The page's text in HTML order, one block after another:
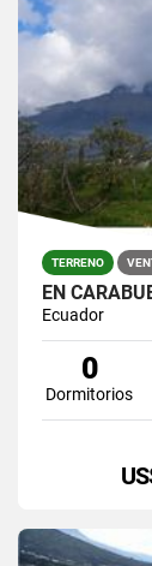
TERRENO
EN
Ecuador
0
Dormitorios